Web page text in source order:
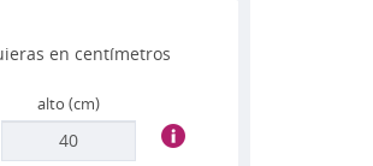
en centímetros
alto (cm)